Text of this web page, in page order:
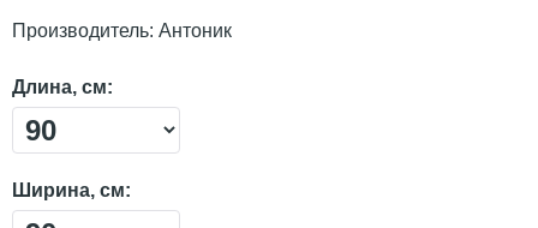
Производитель: Антоник
Длина, см:
Ширина, см: